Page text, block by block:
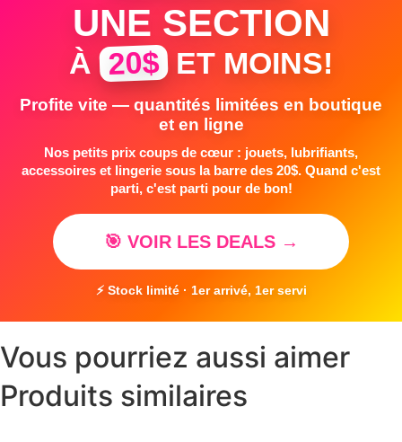
UNE SECTION
À 20$ ET MOINS!
Profite vite — quantités limitées en boutique
et en ligne
Nos petits prix coups de cœur : jouets, lubrifiants,
accessoires et lingerie sous la barre des 20$. Quand c'est
parti, c'est parti pour de bon!
🎯 VOIR LES DEALS →
⚡ Stock limité · 1er arrivé, 1er servi
Vous pourriez aussi aimer
Produits similaires